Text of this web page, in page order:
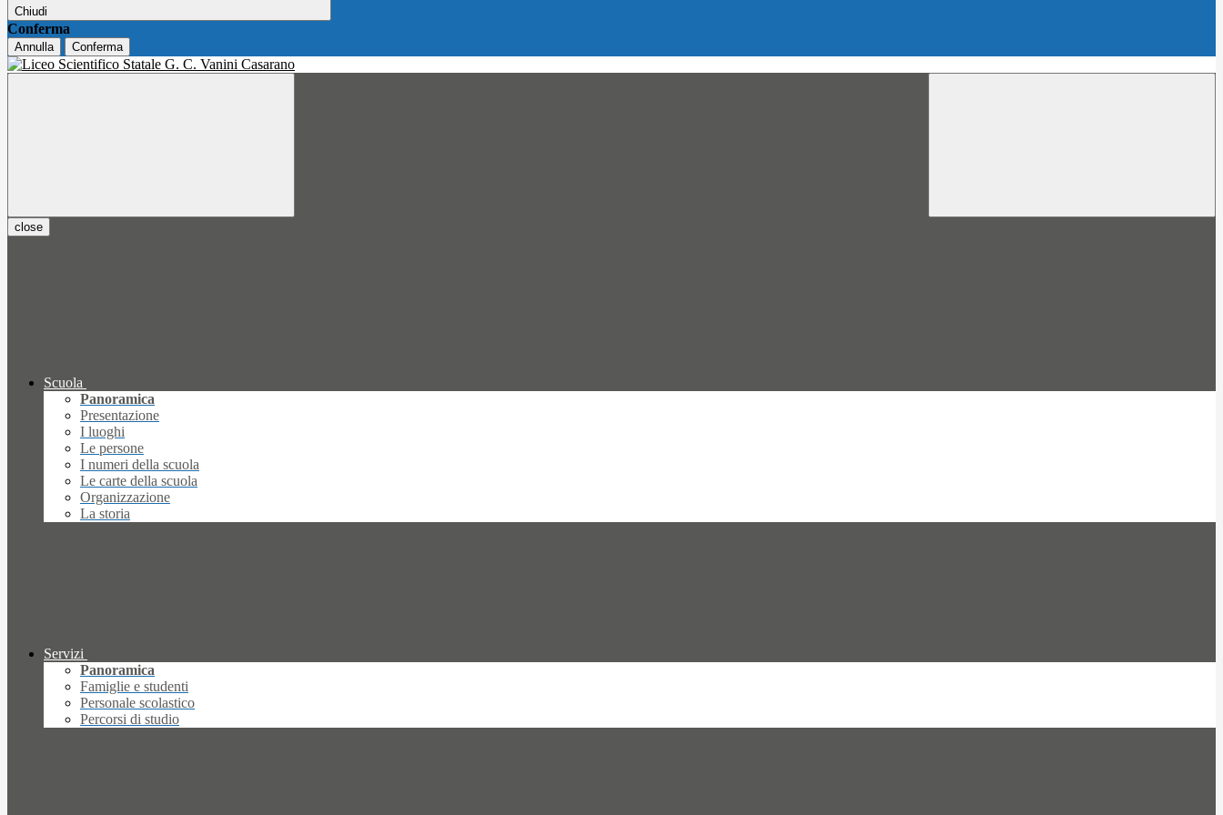
Chiudi
Conferma
Annulla Conferma
close
Scuola
Panoramica
Presentazione
I luoghi
Le persone
I numeri della scuola
Le carte della scuola
Organizzazione
La storia
Servizi
Panoramica
Famiglie e studenti
Personale scolastico
Percorsi di studio